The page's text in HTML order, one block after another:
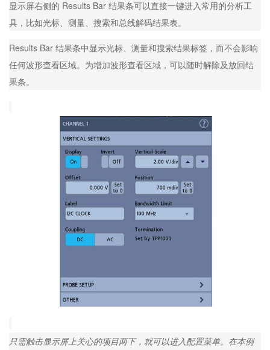
显示屏右侧的 Results Bar 结果条可以直接一键进入常用的分析工
具，比如光标、测量、搜索和总线解码结果表。
Results Bar 结果条中显示光标、测量和搜索结果标签，而不会影响
任何波形查看区域。为增加波形查看区域，可以随时解除及放回结
果条。
只需触击显示屏上关心的项目两下，就可以进入配置菜单。在本例